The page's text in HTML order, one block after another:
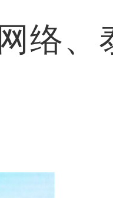
络、